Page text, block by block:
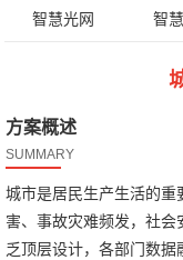
智慧光网 智
方案概述
SUMMARY
城市是居民生产生活的重
害、事故灾难频发，社
乏顶层设计，各部门数